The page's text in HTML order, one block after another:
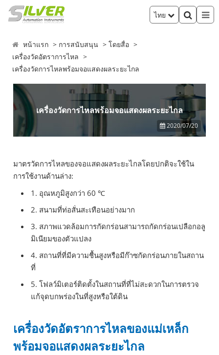
ไทย
หน้าแรก การสนับสนุน
โดยสื่อ
เครื่องวัดอัตราการไหล
เครื่องวัดการไหลพร้อมจอแสดงผลระยะไกล
เครื่องวัดการไหลพร้อมจอแสดงผลระยะไกล
2020/07/20
มาตรวัดการไหลของจอแสดงผลระยะไกลโดยปกติจะใช้ใน
การใช้งานด้านล่าง:
1. อุณหภูมิสูงกว่า 60 ℃
2. สนามที่ท่อสั่นสะเทือนอย่างมาก
3. สภาพแวดล้อมการกัดกร่อนสามารถกัดกร่อนเปลือกอลู
มิเนียมของตัวแปลง
4. สถานที่ที่มีความชื้นสูงหรือมีก๊าซกัดกร่อนภายในสถาน
ที่
5. โฟลว์มิเตอร์ติดตั้งในสถานที่ที่ไม่สะดวกในการตรวจ
แก้จุดบกพร่องในที่สูงหรือใต้ดิน
เครื่องวัดอัตราการไหลของแม่เหล็ก
พร้อมจอแสดงผลระยะไกล